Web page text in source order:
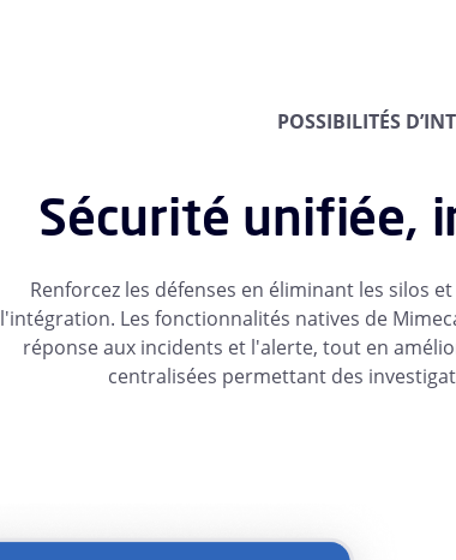
POSSIBILITÉS
Sécurité unifiée,
Renforcez les défenses en éliminant les silos
l'intégration. Les fonctionnalités natives de
réponse aux incidents et l'alerte, tout en
centralisées permettant des